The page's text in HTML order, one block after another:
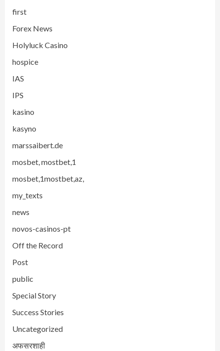
first
Forex News
Holyluck Casino
hospice
IAS
IPS
kasino
kasyno
marssaibert.de
mosbet, mostbet,1
mosbet,1mostbet,az,
my_texts
news
novos-casinos-pt
Off the Record
Post
public
Special Story
Success Stories
Uncategorized
अफसरशाही